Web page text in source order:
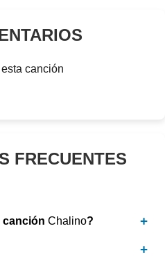
canción
FRECUENTES
canción Chalino?